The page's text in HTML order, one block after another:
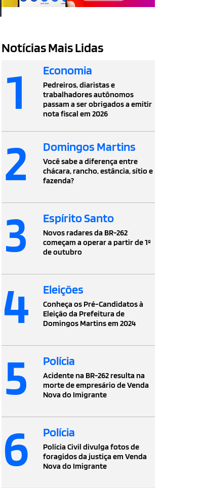
Notícias Mais Lidas
1 Economia
Pedreiros, diaristas e
trabalhadores autônomos
passam a ser obrigados a emitir
nota fiscal em 2026
2 Domingos Martins
Você sabe a diferença entre
chácara, rancho, estância, sítio e
fazenda?
3 Espírito Santo
Novos radares da BR-262
começam a operar a partir de 1º
de outubro
4 Eleições
Conheça os Pré-Candidatos à
Eleição da Prefeitura de
Domingos Martins em 2024
5 Polícia
Acidente na BR-262 resulta na
morte de empresário de Venda
Nova do Imigrante
6 Polícia
Polícia Civil divulga fotos de
foragidos da justiça em Venda
Nova do Imigrante